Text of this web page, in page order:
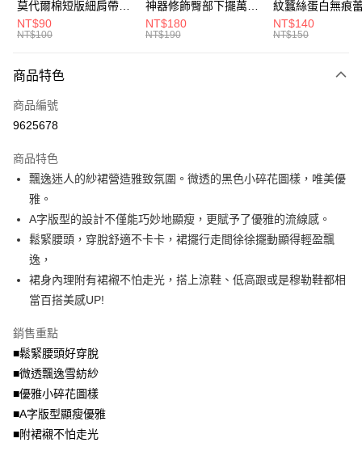
Google Pay
全盈+PAY
大哥付你分期
【大哥付你分期使用說明】
1.本服務由台灣大哥大提供，台灣大哥大用戶可立即使用無須另外申請。
流程，驗證手機門號後，選擇欲分期的期數、繳款截止日，確認付款後即完
成交易。
3.實際核准額度、可分期數及費用金額請依後續交易確認頁面所載為準。
4.訂單成立30分鐘內，如未前往確認交易或遇審核未通過，訂單將自動取
法說明評估內容。
【繳款方式說明】
1.分期款項不併入電信帳單，「大哥付你分期」於每月結算日後寄送繳費提
醒簡訊。
2.透過簡訊連結打開帳單後，可選擇「超商條碼／台灣大直營門市／銀行轉
帳／街口支付／iPASS MONEY」等通路繳費。
【注意事項】
1.本服務係由「台灣大哥大股份有限公司」（以下簡稱本公司）所提供，讓
用戶於交易時，得透過本服務購買商品或服務，並由商店將買賣／分期付款
買賣價金債權讓與本公司後，依約使用本公司帳單繳交帳款。
資料（包含姓名、電話或地址）提供予台灣大哥大進項蒐集、處理及利用，
由本公司與您本人進行分期帳單所需資料之確認、核對及更正。
3.完整用戶服務條款，請詳閱以下連結：
AFTEE先享後付
【關於「AFTEE先享後付」】
AFTEE先享後付是「在收到商品之後才付款」的支付方式。 讓您購物簡單
便利好安心！
１．簡單：不需註冊會員、不需綁卡、不需儲值。
２．便利：只要手機號碼，簡訊認證，即可結帳。
３．安心：先確認商品／服務後，再付款。
【「AFTEE先享後付」結帳流程】
１．於結帳方式選擇「AFTEE先享後付」後，將跳轉至「AFTEE先享後付」
２．訂單成立數日內，您將收到繳費通知簡訊。
ATM／網路銀行／等多元方式進行付款，方視為交易完成。
※ 請注意：結帳手續完成當下不需立刻繳費，但若您需要取消訂單，請聯絡
購買商品的店家。未經商家同意取消之訂單仍視為有效，需透過AFTEE先享
後付繳納相關費用。
※ 交易是否成功請以「AFTEE先享後付 」之結帳頁面顯示為準，若有關於
是否繳費成功／繳費後需取消欲退款等相關疑問，請聯繫「AFTEE先享後付
客戶支援中心」https://netprotections.freshdesk.com/support/home
ATM付款
全家取貨付款
每筆NT$70，滿NT$699(含以上)免運費
付款後全家取貨
7-11取貨付款
每筆NT$70，滿NT$799(含以上)免運費
付款後7-11取貨
每筆NT$70，滿NT$699(含以上)免運費
宅配
莫代爾棉短版細肩帶素
色背心(白.黑.灰L-2L)-
U582眼圈熊中大尺碼
NT$90
NT$100
神器修飾臀部下擺萬用
內搭裙/遮臀裙(黑2L-
6L)-Q155眼圈熊中大
NT$180
NT$190
紋蠶絲蛋白無痕
角內褲(白.粉.藍.
3L)-L28眼圈熊中
NT$140
NT$150
商品特色
商品編號
9625678
商品特色
飄逸迷人的紗裙營造雅致氛圍。微透的黑色小碎花圖樣，唯美優
雅。
A字版型的設計不僅能巧妙地顯瘦，更賦予了優雅的流線感。
鬆緊腰頭，穿脫舒適不卡卡，裙擺行走間徐徐擺動顯得輕盈飄
逸，
裙身內理附有裙襯不怕走光，搭上涼鞋、低高跟或是穆勒鞋都相
當百搭美感UP!
銷售重點
■鬆緊腰頭好穿脫
■微透飄逸雪紡紗
■優雅小碎花圖樣
■A字版型顯瘦優雅
■附裙襯不怕走光